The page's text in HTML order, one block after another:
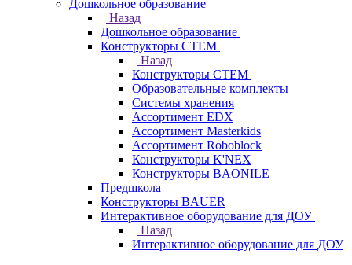
Дошкольное образование
Назад
Дошкольное образование
Конструкторы СТЕМ
Назад
Конструкторы СТЕМ
Образовательные комплекты
Системы хранения
Ассортимент EDX
Ассортимент Masterkids
Ассортимент Roboblock
Конструкторы K'NEX
Конструкторы BAONILE
Предшкола
Конструкторы BAUER
Интерактивное оборудование для ДОУ
Назад
Интерактивное оборудование для ДОУ